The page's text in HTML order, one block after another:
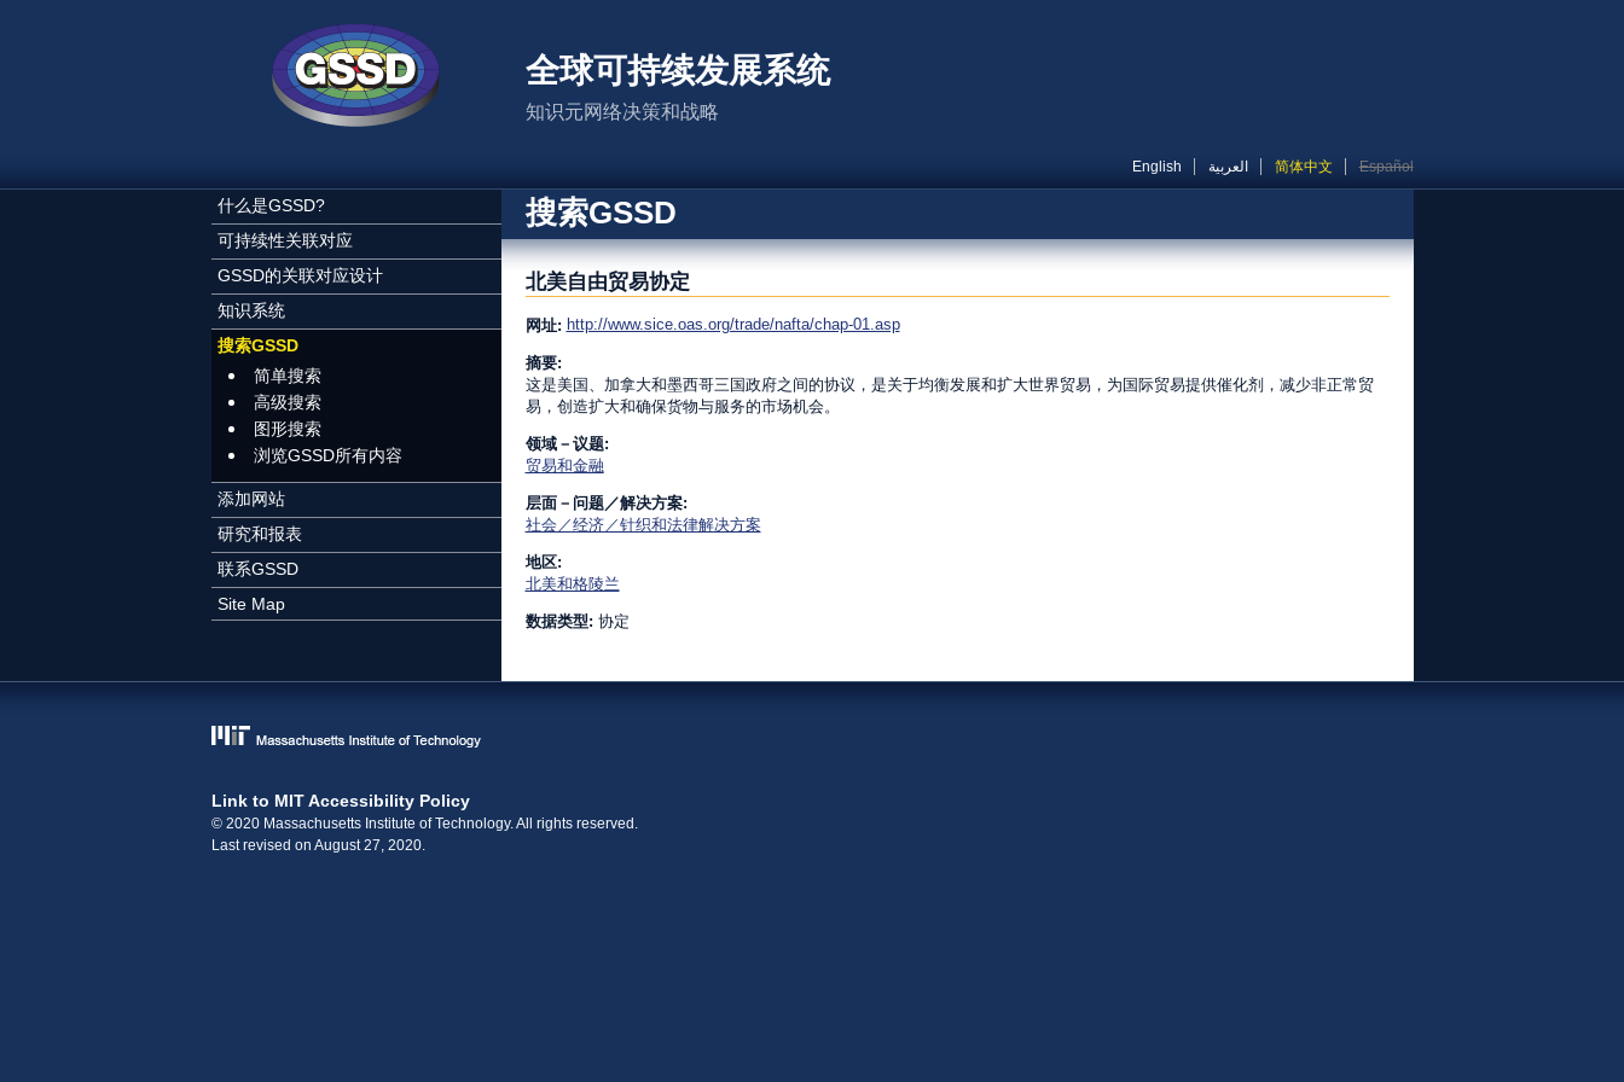
全球可持续发展系统
知识元网络决策和战略
English العربية 简体中文 Español
什么是GSSD?
可持续性关联对应
GSSD的关联对应设计
知识系统
搜索GSSD
简单搜索
高级搜索
图形搜索
浏览GSSD所有内容
添加网站
研究和报表
联系GSSD
Site Map
搜索GSSD
北美自由贸易协定
网址: http://www.sice.oas.org/trade/nafta/chap-01.asp
摘要:
这是美国、加拿大和墨西哥三国政府之间的协议，是关于均衡发展和扩大世界贸易，为国际贸易提供催化剂，减少非正常贸
易，创造扩大和确保货物与服务的市场机会。
领域－议题:
贸易和金融
层面－问题／解决方案:
社会／经济／针织和法律解决方案
地区:
北美和格陵兰
数据类型: 协定
Link to MIT Accessibility Policy
© 2020 Massachusetts Institute of Technology. All rights reserved.
Last revised on August 27, 2020.